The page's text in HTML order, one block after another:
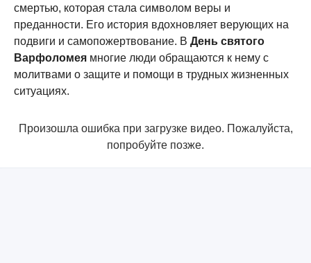
смертью, которая стала символом веры и
преданности. Его история вдохновляет верующих на
подвиги и самопожертвование. В День святого
Варфоломея многие люди обращаются к нему с
молитвами о защите и помощи в трудных жизненных
ситуациях.
Произошла ошибка при загрузке видео. Пожалуйста,
попробуйте позже.